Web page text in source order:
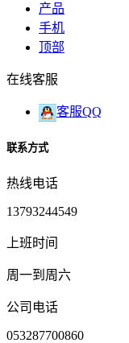
产品
手机
顶部
在线客服
客服QQ
联系方式
热线电话
13793244549
上班时间
周一到周六
公司电话
053287700860